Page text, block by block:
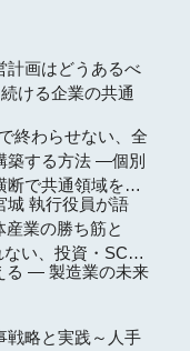
計画はどうあるべ
ける企業の共通
終わらせない、全
る方法 ―個別
断で共通領域を再
城 執行役員が語
産業の勝ち筋と
る ― 製造業の未来
戦略と実践～人手